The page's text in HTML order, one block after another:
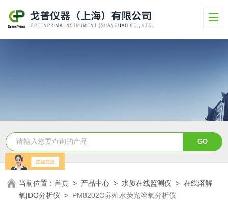
当前位置：首页 > 产品中心 > 水质在线监测仪 >在线溶解
氧|DO分析仪 > PM8202O养殖水荧光溶氧分析仪